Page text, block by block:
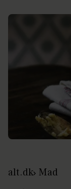
alt.dk Mad